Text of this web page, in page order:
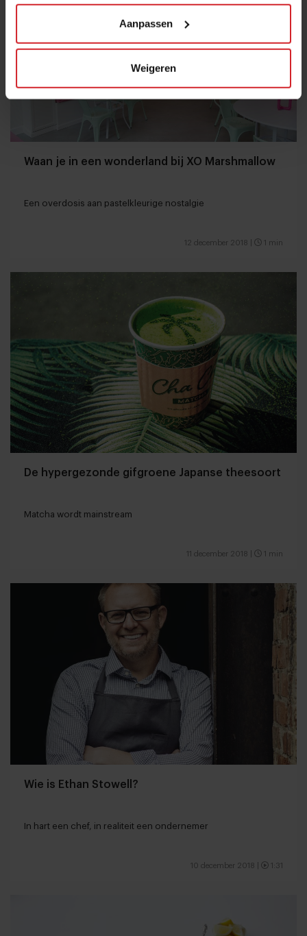
Aanpassen
Weigeren
Waan je in een wonderland bij XO Marshmallow
Een overdosis aan pastelkleurige nostalgie
12 december 2018 1 min
De hypergezonde gifgroene Japanse theesoort
Matcha wordt mainstream
11 december 2018 1 min
Wie is Ethan Stowell?
In hart een chef, in realiteit een ondernemer
10 december 2018 1:31